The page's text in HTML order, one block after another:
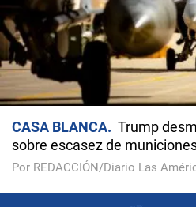
CASA BLANCA
Trump
sobre escasez de
Por REDACCIÓN/Diario Las